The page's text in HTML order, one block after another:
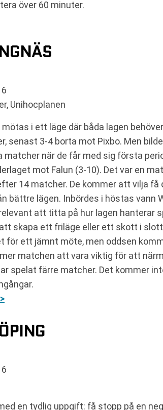
över 60 minuter.
Unihocplanen
i ett läge där båda lagen
senast 3-4 borta mot Pixbo. Men
när de får med sig första
mot Falun (3-10). Det var en
14 matcher. De kommer att vilja
bättre lägen. Inbördes i höstas
att titta på hur lagen
skapa ett friläge eller ett skott i
för ett jämnt möte, men oddsen
matchen att vara viktig för att
spelat färre matcher. Det kommer
en tydlig uppgift: få stopp på en